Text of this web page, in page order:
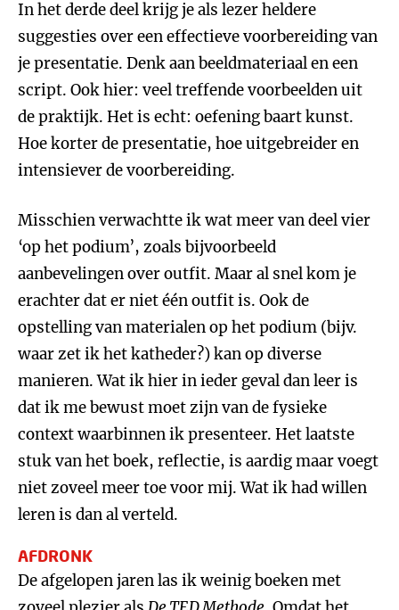
In het derde deel krijg je als lezer heldere
suggesties over een effectieve voorbereiding van
je presentatie. Denk aan beeldmateriaal en een
script. Ook hier: veel treffende voorbeelden uit
de praktijk. Het is echt: oefening baart kunst.
Hoe korter de presentatie, hoe uitgebreider en
intensiever de voorbereiding.
Misschien verwachtte ik wat meer van deel vier
‘op het podium’, zoals bijvoorbeeld
aanbevelingen over outfit. Maar al snel kom je
erachter dat er niet één outfit is. Ook de
opstelling van materialen op het podium (bijv.
waar zet ik het katheder?) kan op diverse
manieren. Wat ik hier in ieder geval dan leer is
dat ik me bewust moet zijn van de fysieke
context waarbinnen ik presenteer. Het laatste
stuk van het boek, reflectie, is aardig maar voegt
niet zoveel meer toe voor mij. Wat ik had willen
leren is dan al verteld.
AFDRONK
De afgelopen jaren las ik weinig boeken met